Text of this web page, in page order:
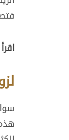
فتصل حتى 10000